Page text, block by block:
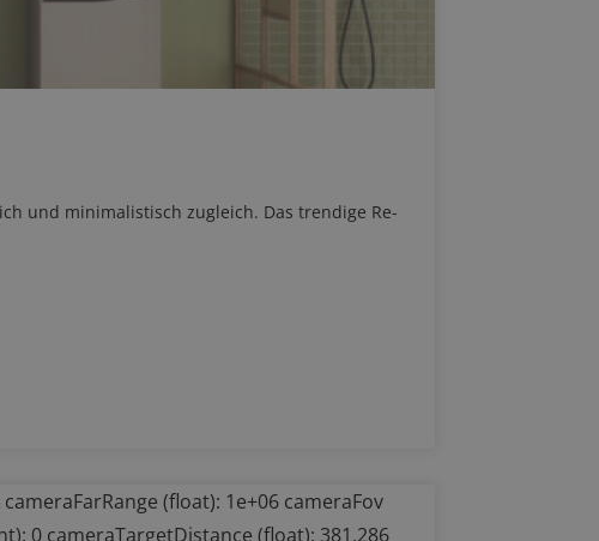
und minimalistisch zugleich. Das trendige Re-